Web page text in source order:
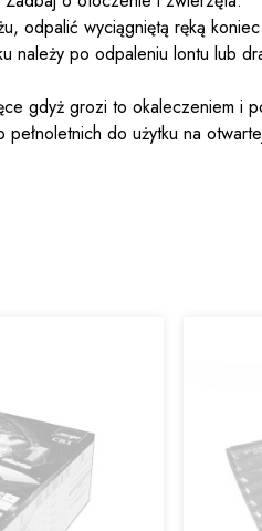
odpalić wyciągniętą ręką
należy po odpaleniu lontu lub
gdyż grozi to okaleczeniem i
do użytku na